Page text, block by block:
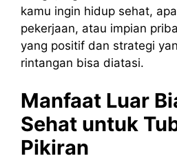
kamu ingin hidup sehat,
pekerjaan, atau impian
yang positif dan strategi
rintangan bisa diatasi.
Manfaat Luar
Sehat untuk
Pikiran